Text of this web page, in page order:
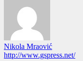
Nikola Mraović
http://www.gspress.net/